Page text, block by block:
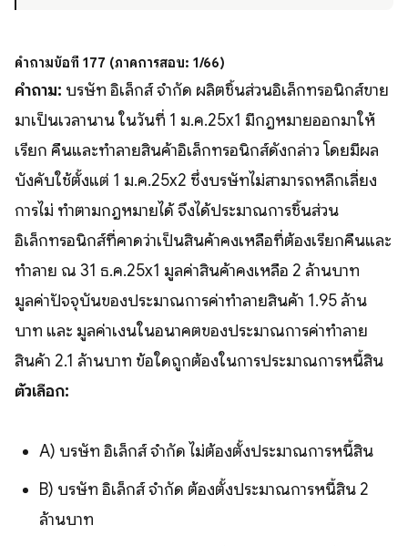
คำถามข้อที่ 177 (ภาคการสอบ: 1/66)
คำถาม: บริษัท อิเล็กส์ จำกัด ผลิตชิ้นส่วนอิเล็กทรอนิกส์ขาย
มาเป็นเวลานาน ในวันที่ 1 ม.ค.25x1 มีกฎหมายออกมาให้
เรียก คืนและทำลายสินค้าอิเล็กทรอนิกส์ดังกล่าว โดยมีผล
บังคับใช้ตั้งแต่ 1 ม.ค.25x2 ซึ่งบริษัทไม่สามารถหลีกเลี่ยง
การไม่ ทำตามกฎหมายได้ จึงได้ประมาณการชิ้นส่วน
อิเล็กทรอนิกส์ที่คาดว่าเป็นสินค้าคงเหลือที่ต้องเรียกคืนและ
ทำลาย ณ 31 ธ.ค.25x1 มูลค่าสินค้าคงเหลือ 2 ล้านบาท
มูลค่าปัจจุบันของประมาณการค่าทำลายสินค้า 1.95 ล้าน
บาท และ มูลค่าเงินในอนาคตของประมาณการค่าทำลาย
สินค้า 2.1 ล้านบาท ข้อใดถูกต้องในการประมาณการหนี้สิน
ตัวเลือก:
A) บริษัท อิเล็กส์ จำกัด ไม่ต้องตั้งประมาณการหนี้สิน
B) บริษัท อิเล็กส์ จำกัด ต้องตั้งประมาณการหนี้สิน 2
ล้านบาท